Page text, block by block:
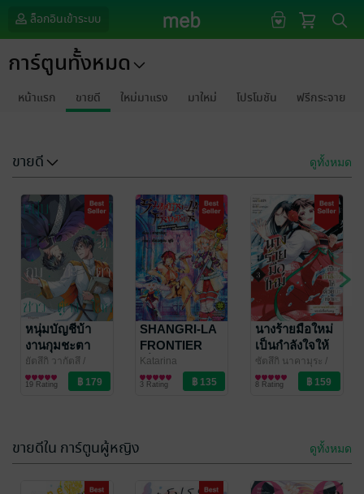
ล็อกอินเข้าระบบ
การ์ตูนทั้งหมด
หน้าแรก ขายดี ใหม่มาแรง มาใหม่ โปรโมชัน ฟรีกระจาย
ขายดี ดูทั้งหมด
หนุ่มบัญชีบ้า
งานกุมชะตา
ชาวต่างโลก
เล่ม 7 (ฉบับ
ยัตสึกิ วากัตสึ /
PHOENIX NEXT
การ์ตูน Boy Love /
Yaoi
19 Rating
SHANGRI-LA
FRONTIER
เมื่อนักล่าเกม
ขยะท้าสู้ในเกม
เทพ เล่ม 20
Katarina
/Ryousuke Fuji /
LUCKPIM
การ์ตูนทั่วไป
3 Rating
นางร้ายมือใหม่
เป็นกำลังใจให้
ด้วยนะเจ้าคะ
เล่ม 3 (ฉบับ
ซัตสึกิ นาคามุระ /
PHOENIX NEXT
การ์ตูนทั่วไป
8 Rating
ขายดีใน การ์ตูนผู้หญิง ดูทั้งหมด